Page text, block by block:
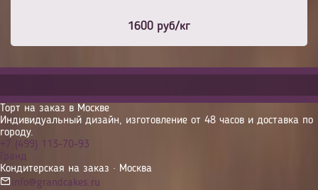
1600 руб/кг
Торт на заказ в Москве
Индивидуальный дизайн, изготовление от 48 часов и доставка по
городу.
+7 (499) 113-70-93
Гранд
Кондитерская на заказ · Москва
info@grandcakes.ru